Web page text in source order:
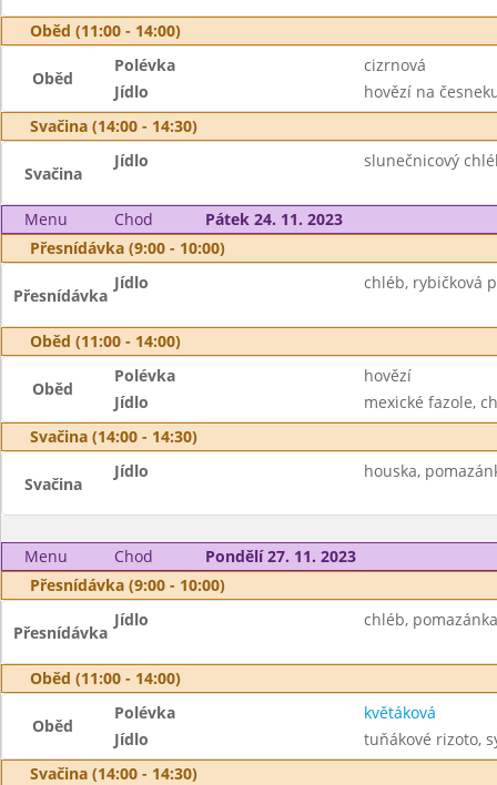
Oběd (11:00 - 14:00)
Oběd
Polévka
cizrnová
Jídlo
hovězí na
Svačina (14:00 - 14:30)
Svačina
Jídlo slunečnicový
Menu Chod
Pátek 24. 11. 2023
Přesnídávka (9:00 - 10:00)
Přesnídávka
Jídlo chléb, rybičková
Oběd (11:00 - 14:00)
Oběd
Polévka
hovězí
Jídlo
mexické fazole,
Svačina (14:00 - 14:30)
Svačina
Jídlo houska,
Menu Chod
Pondělí 27. 11. 2023
Přesnídávka (9:00 - 10:00)
Přesnídávka
Jídlo chléb,
Oběd (11:00 - 14:00)
Oběd
Polévka
květáková
Jídlo
tuňákové rizoto,
Svačina (14:00 - 14:30)